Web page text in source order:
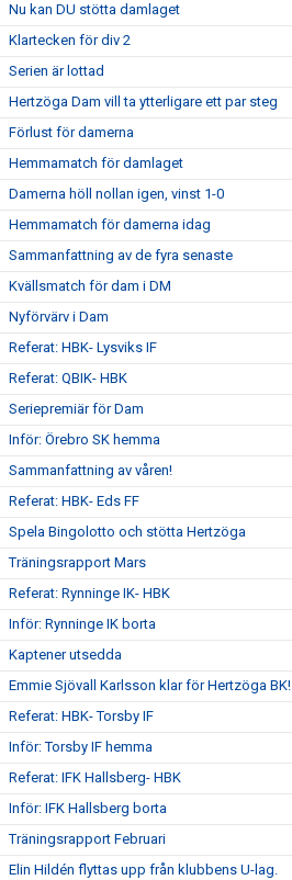
Nu kan DU stötta damlaget
Klartecken för div 2
Serien är lottad
Hertzöga Dam vill ta ytterligare ett par steg
Förlust för damerna
Hemmamatch för damlaget
Damerna höll nollan igen, vinst 1-0
Hemmamatch för damerna idag
Sammanfattning av de fyra senaste
Kvällsmatch för dam i DM
Nyförvärv i Dam
Referat: HBK- Lysviks IF
Referat: QBIK- HBK
Seriepremiär för Dam
Inför: Örebro SK hemma
Sammanfattning av våren!
Referat: HBK- Eds FF
Spela Bingolotto och stötta Hertzöga
Träningsrapport Mars
Referat: Rynninge IK- HBK
Inför: Rynninge IK borta
Kaptener utsedda
Emmie Sjövall Karlsson klar för Hertzöga BK!
Referat: HBK- Torsby IF
Inför: Torsby IF hemma
Referat: IFK Hallsberg- HBK
Inför: IFK Hallsberg borta
Träningsrapport Februari
Elin Hildén flyttas upp från klubbens U-lag.